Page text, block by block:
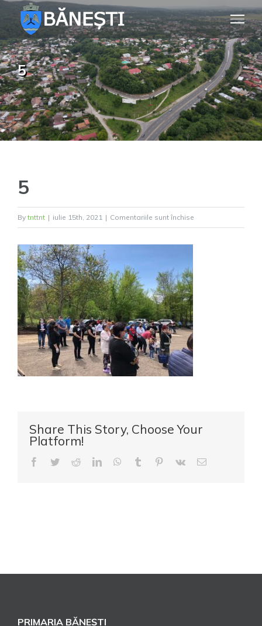
content
5
5
By tnttnt | iulie 15th, 2021 | Comentariile sunt închise
5
Share This Story, Choose Your
Platform!
Facebook
TwitterRedditLinkedInWhatsApp
Tumblr Pinterest
Vk
E-
PRIMARIA BĂNEȘTI